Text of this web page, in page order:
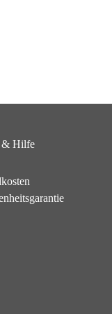
& Hilfe